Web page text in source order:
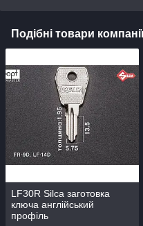
Подібні товари
LF30R Silca заготовка
ключа англійський
профіль